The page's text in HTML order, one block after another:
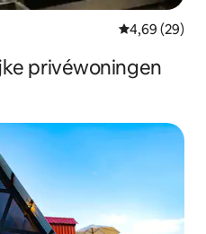
Gemiddelde
4,69 (29)
privéwoningen